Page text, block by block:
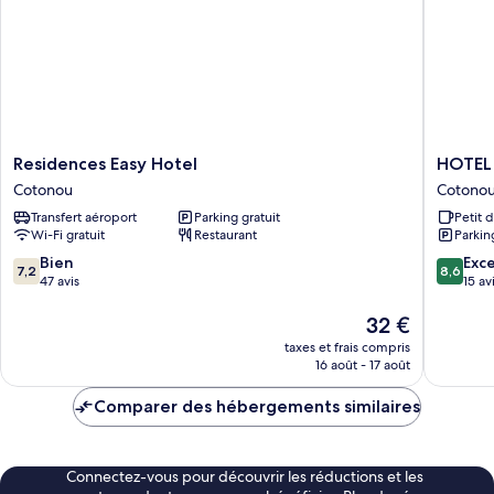
Residences
Easy
Hotel
Cotonou
Residences Easy Hotel
Cotonou
Transfert aéroport
Parking gratuit
Wi-Fi gratuit
Restaurant
7.2
sur
7,2 Bien
47 avis
Le
nouveau
prix
de
32 €
taxes et frais compris
16 août - 17 août
HOTEL
Cotonou
Cotonou
Petit
8.6
sur
8,6
15
Comparer des hébergements similaires
Connectez-vous pour découvrir les réductions et les